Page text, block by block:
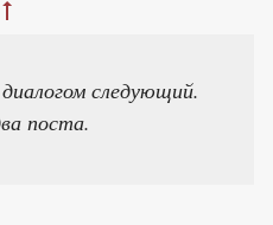
следующий.
поста.